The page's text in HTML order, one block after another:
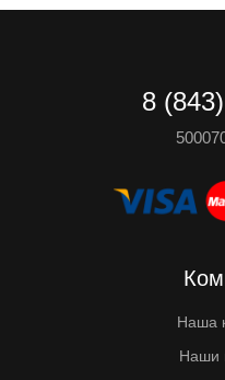
8
Наша
Наши